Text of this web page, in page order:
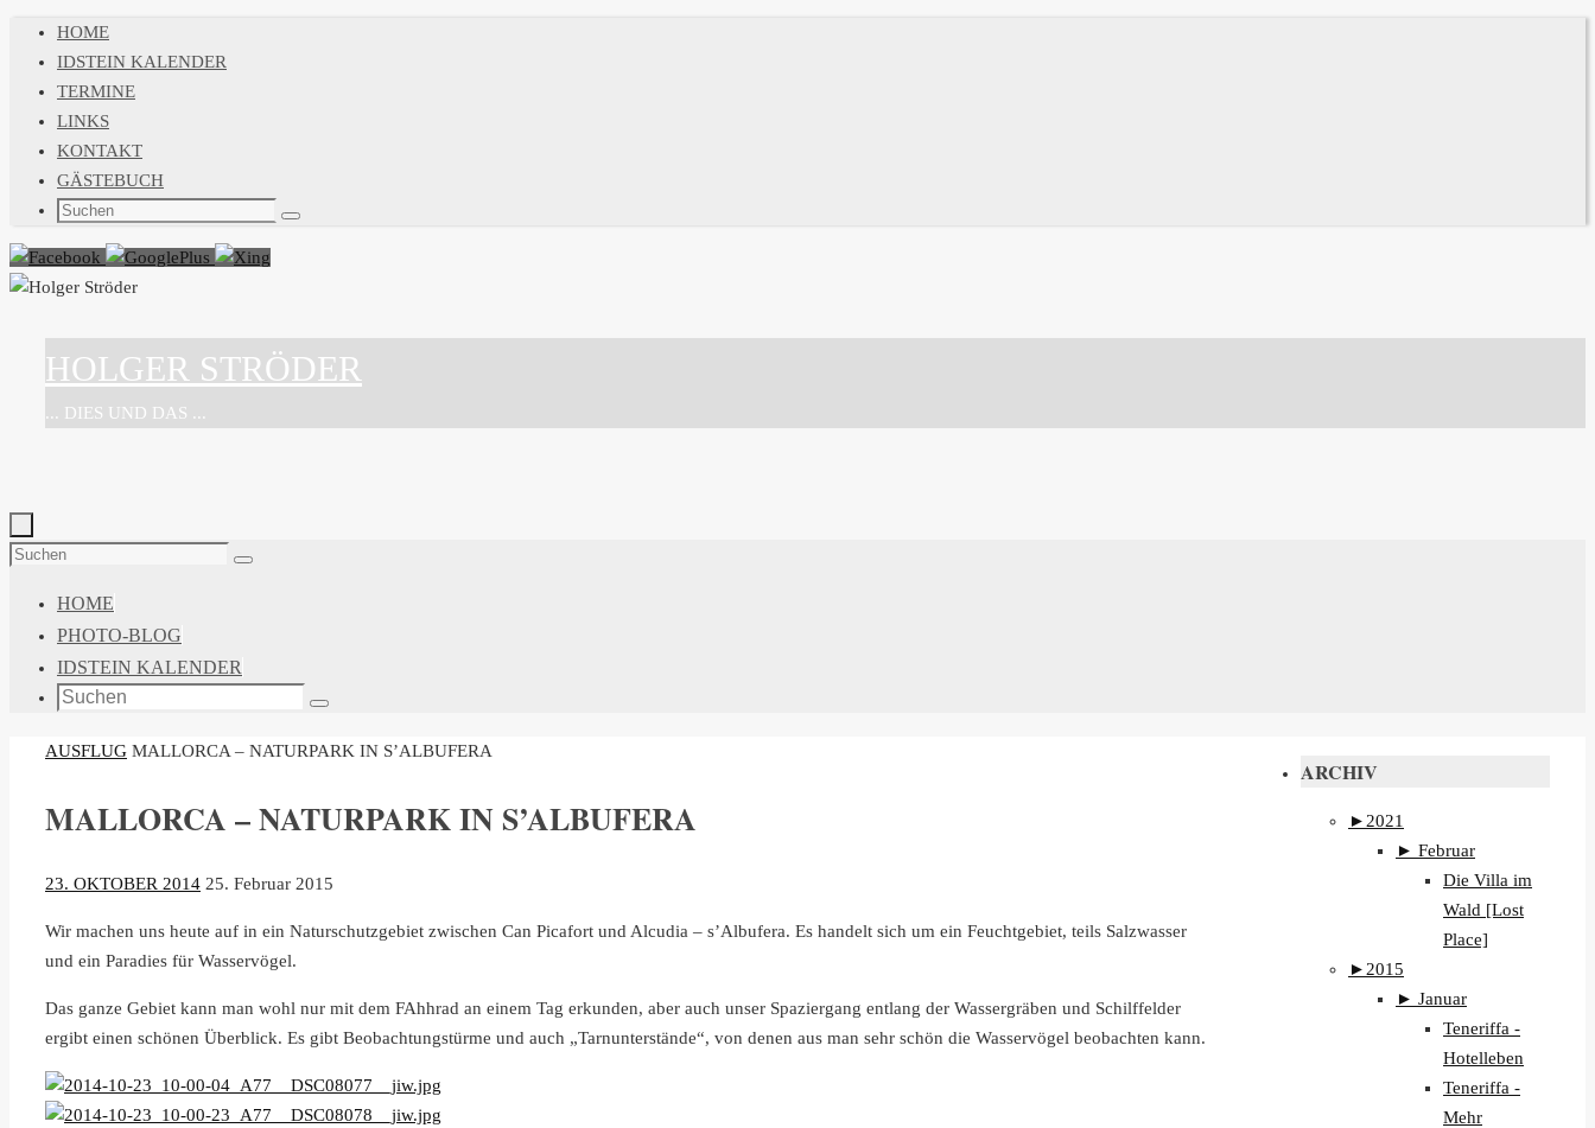
Zum
Inhalt
springen
HOME
IDSTEIN KALENDER
TERMINE
LINKS
KONTAKT
GÄSTEBUCH
Suchen
Suchen
HOLGER STRÖDER
... DIES UND DAS ...
ZUM
SPRINGEN
Suchen
Suchen
HOME
PHOTO-BLOG
IDSTEIN KALENDER
Suchen
Suchen
START
AUSFLUG MALLORCA – NATURPARK IN S’ALBUFERA
MALLORCA – NATURPARK IN S’ALBUFERA
23. OKTOBER 2014 25. Februar 2015
Wir machen uns heute auf in ein Naturschutzgebiet zwischen Can Picafort und Alcudia – s’Albufera. Es handelt sich um ein Feuchtgebiet, teils Salzwasser
und ein Paradies für Wasservögel.
Das ganze Gebiet kann man wohl nur mit dem FAhhrad an einem Tag erkunden, aber auch unser Spaziergang entlang der Wassergräben und Schilffelder
ergibt einen schönen Überblick. Es gibt Beobachtungstürme und auch „Tarnunterstände“, von denen aus man sehr schön die Wasservögel beobachten kann.
ARCHIV
► 2021
► Februar
Die Villa im
Wald [Lost
Place]
► 2015
► Januar
Teneriffa -
Hotelleben
Teneriffa -
Mehr